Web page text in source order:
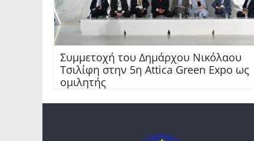
Συμμετοχή του Δημάρχου Νικόλαου
Τσιλίφη στην 5η Attica Green Expo ως
ομιλητής